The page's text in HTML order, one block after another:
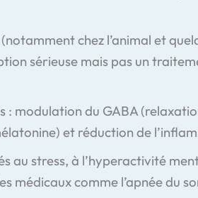
chez l’animal et
sérieuse mais pas un
: modulation du GABA
et réduction de
au stress, à l’hyperactivité
médicaux comme l’apnée du